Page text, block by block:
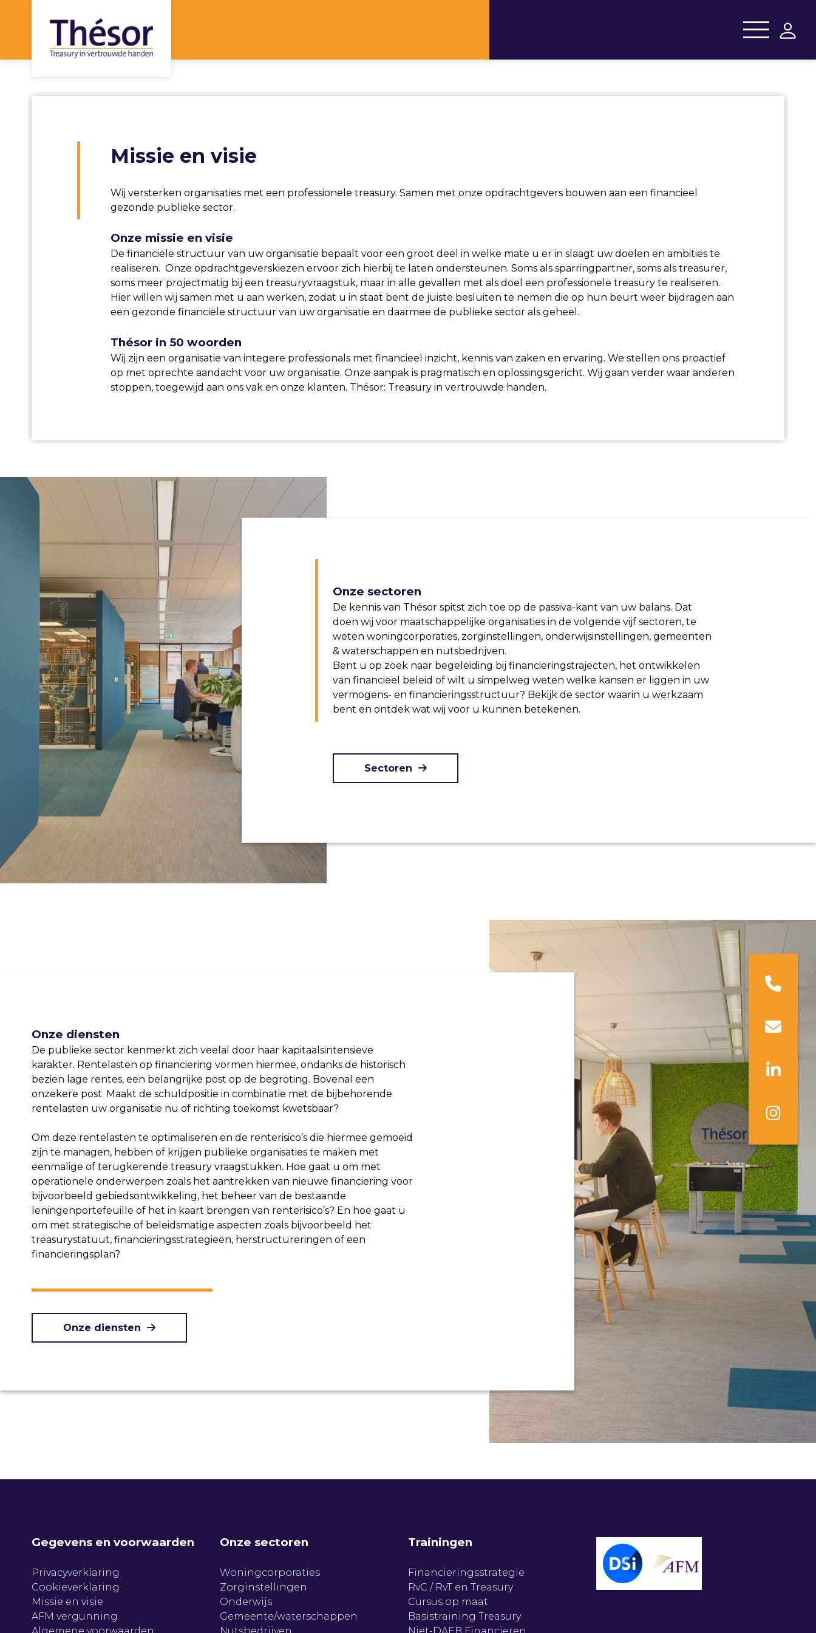
Missie en visie
Wij versterken organisaties met een professionele treasury. Samen met onze opdrachtgevers bouwen aan een financieel
gezonde publieke sector.
Onze missie en visie
De financiële structuur van uw organisatie bepaalt voor een groot deel in welke mate u er in slaagt uw doelen en ambities te
realiseren. Onze opdrachtgeverskiezen ervoor zich hierbij te laten ondersteunen. Soms als sparringpartner, soms als treasurer,
soms meer projectmatig bij een treasuryvraagstuk, maar in alle gevallen met als doel een professionele treasury te realiseren.
Hier willen wij samen met u aan werken, zodat u in staat bent de juiste besluiten te nemen die op hun beurt weer bijdragen aan
een gezonde financiële structuur van uw organisatie en daarmee de publieke sector als geheel.
Thésor in 50 woorden
Wij zijn een organisatie van integere professionals met financieel inzicht, kennis van zaken en ervaring. We stellen ons proactief
op met oprechte aandacht voor uw organisatie. Onze aanpak is pragmatisch en oplossingsgericht. Wij gaan verder waar anderen
stoppen, toegewijd aan ons vak en onze klanten. Thésor: Treasury in vertrouwde handen.
Onze sectoren
De kennis van Thésor spitst zich toe op de passiva-kant van uw balans. Dat
doen wij voor maatschappelijke organisaties in de volgende vijf sectoren, te
weten woningcorporaties, zorginstellingen, onderwijsinstellingen, gemeenten
& waterschappen en nutsbedrijven.
Bent u op zoek naar begeleiding bij financieringstrajecten, het ontwikkelen
van financieel beleid of wilt u simpelweg weten welke kansen er liggen in uw
vermogens- en financieringsstructuur? Bekijk de sector waarin u werkzaam
bent en ontdek wat wij voor u kunnen betekenen.
Sectoren
Onze diensten
De publieke sector kenmerkt zich veelal door haar kapitaalsintensieve
karakter. Rentelasten op financiering vormen hiermee, ondanks de historisch
bezien lage rentes, een belangrijke post op de begroting. Bovenal een
onzekere post. Maakt de schuldpositie in combinatie met de bijbehorende
rentelasten uw organisatie nu of richting toekomst kwetsbaar?
Om deze rentelasten te optimaliseren en de renterisico’s die hiermee gemoeid
zijn te managen, hebben of krijgen publieke organisaties te maken met
eenmalige of terugkerende treasury vraagstukken. Hoe gaat u om met
operationele onderwerpen zoals het aantrekken van nieuwe financiering voor
bijvoorbeeld gebiedsontwikkeling, het beheer van de bestaande
leningenportefeuille of het in kaart brengen van renterisico’s? En hoe gaat u
om met strategische of beleidsmatige aspecten zoals bijvoorbeeld het
treasurystatuut, financieringsstrategieën, herstructureringen of een
financieringsplan?
Onze diensten
Gegevens en voorwaarden
Privacyverklaring
Cookieverklaring
Missie en visie
AFM vergunning
Onze sectoren
Woningcorporaties
Zorginstellingen
Onderwijs
Gemeente/waterschappen
Trainingen
Financieringsstrategie
RvC / RvT en Treasury
Cursus op maat
Basistraining Treasury